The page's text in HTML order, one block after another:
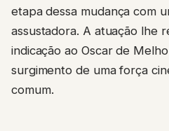
etapa dessa mudança com
assustadora. A atuação lhe
indicação ao Oscar de
surgimento de uma força
comum.